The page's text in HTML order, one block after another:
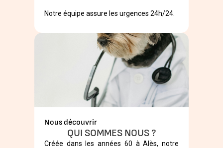
Notre équipe assure les urgences 24h/24.
Nous découvrir
QUI SOMMES NOUS ?
Créée dans les années 60 à Alès, notre